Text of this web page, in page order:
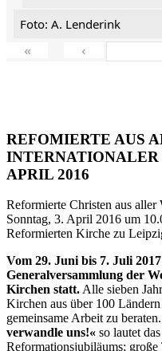
Foto: A. Lenderink
«
‹
REFOMIERTE AUS
INTERNATIONALER
APRIL 2016
Reformierte Christen aus aller
Sonntag, 3. April 2016 um
Reformierten Kirche zu
Vom 29. Juni bis 7. Juli
Generalversammlung der
Kirchen statt.Alle sieben
Kirchen aus über 100
gemeinsame Arbeit zu beraten.
verwandle uns!« so lautet
Reformationsjubiläums;